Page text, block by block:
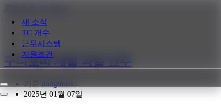
새 소식
TC 개수
근무시스템
지원조건
내
비
내
구디호빠 제철 과일 안주
기준 dongmusic
2025년 01월 07일